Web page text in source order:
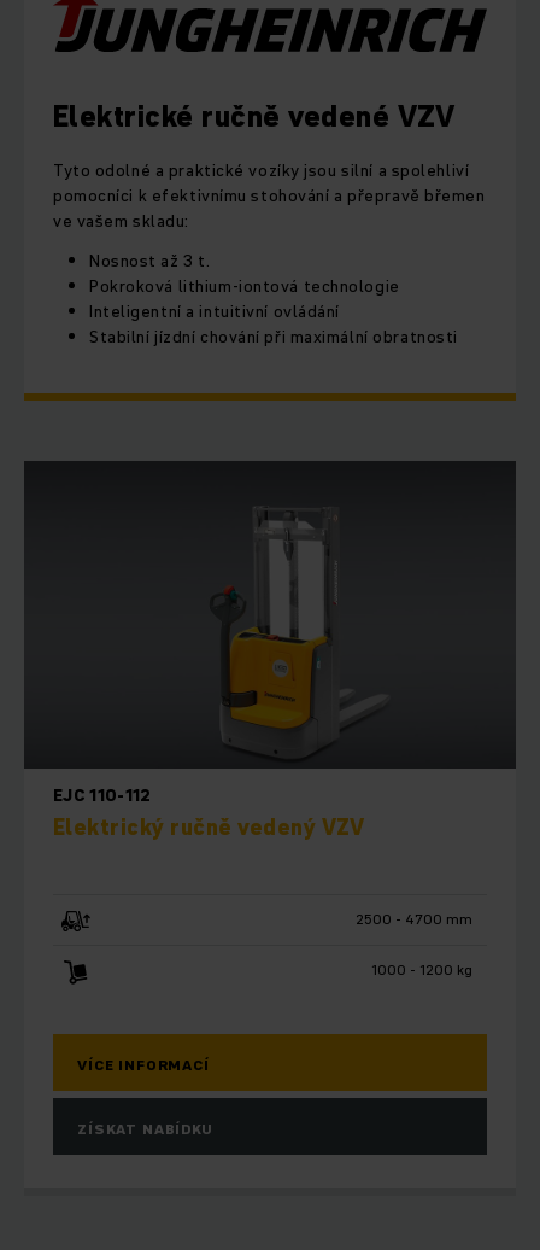
Elektrické ručně vedené VZV
Tyto odolné a praktické vozíky jsou silní a spolehliví
pomocníci k efektivnímu stohování a přepravě břemen
ve vašem skladu:
Nosnost až 3 t.
Pokroková lithium-iontová technologie
Inteligentní a intuitivní ovládání
Stabilní jízdní chování při maximální obratnosti
EJC 110-112
Elektrický ručně vedený VZV
2500 - 4700 mm
1000 - 1200 kg
VÍCE INFORMACÍ
ZÍSKAT NABÍDKU